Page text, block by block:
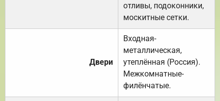
отливы, подоконники,
москитные сетки.
Двери
Входная-
металлическая,
утеплённая (Россия).
Межкомнатные-
филёнчатые.